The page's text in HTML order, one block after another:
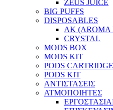
ZEUS JUICE
BIG PUFFS
DISPOSABLES
AK (AROMA
CRYSTAL
MODS BOX
MODS KIT
PODS
PODS KIT
ΑΝΤΙΣΤΑΣΕΙΣ
ΑΤΜΟΠΟΙΗΤΕΣ